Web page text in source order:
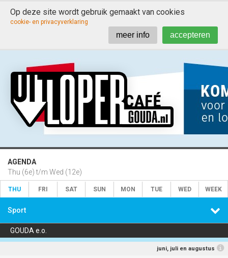
Op deze site wordt gebruik gemaakt van cookies
cookie- en privacyverklaring
accepteren
meer info
THU FRI SAT SUN MON TUE WED WEEK
AGENDA
Thu (6e) t/m Wed (12e)

Sport
GOUDA e.o.
juni, juli en augustus